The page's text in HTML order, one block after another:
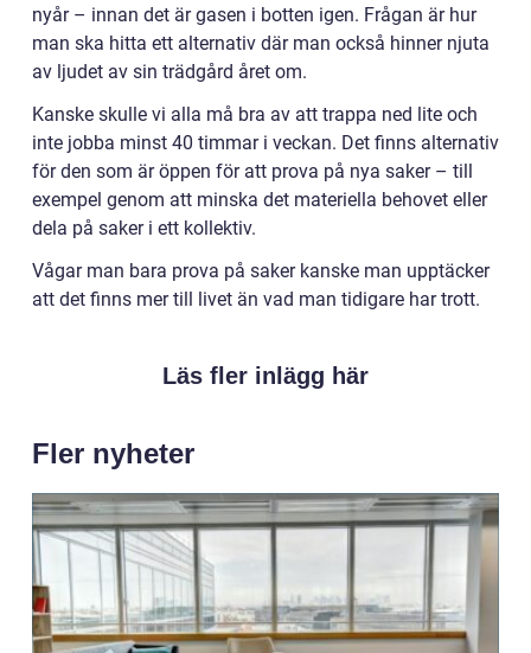
nyår – innan det är gasen i botten igen. Frågan är hur
man ska hitta ett alternativ där man också hinner njuta
av ljudet av sin trädgård året om.
Kanske skulle vi alla må bra av att trappa ned lite och
inte jobba minst 40 timmar i veckan. Det finns alternativ
för den som är öppen för att prova på nya saker – till
exempel genom att minska det materiella behovet eller
dela på saker i ett kollektiv.
Vågar man bara prova på saker kanske man upptäcker
att det finns mer till livet än vad man tidigare har trott.
Läs fler inlägg här
Fler nyheter